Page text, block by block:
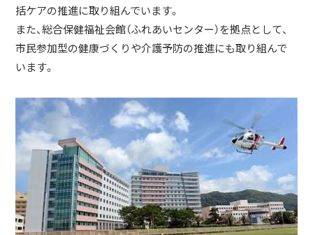
括ケアの推進に取り組んでいます。
また、総合保健福祉会館（ふれあいセンター）を拠点として、
市民参加型の健康づくりや介護予防の推進にも取り組んで
います。